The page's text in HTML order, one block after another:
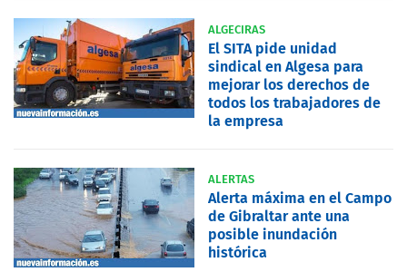
ALGECIRAS
El SITA pide unidad
sindical en Algesa para
mejorar los derechos de
todos los trabajadores de
la empresa
ALERTAS
Alerta máxima en el Campo
de Gibraltar ante una
posible inundación
histórica